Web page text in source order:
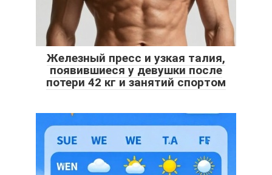
Железный пресс и узкая талия,
появившиеся у девушки после
потери 42 кг и занятий спортом